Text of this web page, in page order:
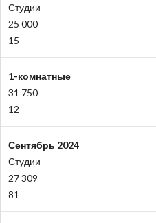
Студии
25 000
15
1-комнатные
31 750
12
Сентябрь 2024
Студии
27 309
81